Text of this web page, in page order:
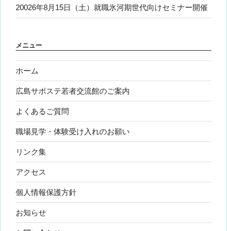
20026年8月15日（土）就職氷河期世代向けセミナー開催
メニュー
ホーム
広島サポステ若者交流館のご案内
よくあるご質問
職場見学・体験受け入れのお願い
リンク集
アクセス
個人情報保護方針
お知らせ